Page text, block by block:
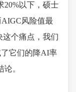
20%以下，硕士
风险值最
这个痛点，我们
它们的降AI率
。